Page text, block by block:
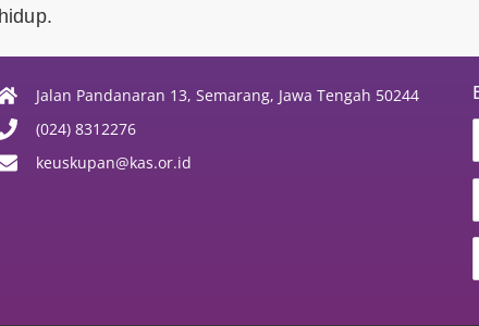
Jalan Pandanaran 13, Semarang, Jawa Tengah 50244
(024) 8312276
keuskupan@kas.or.id